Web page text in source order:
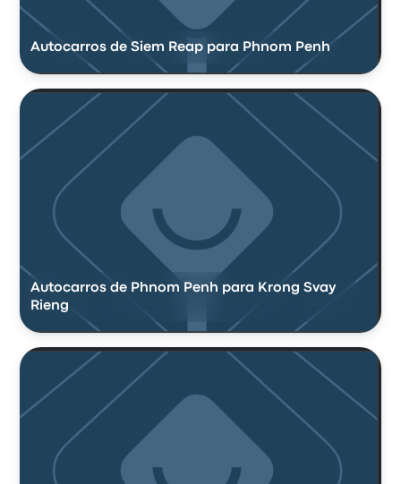
Autocarros de Siem Reap para Phnom Penh
Autocarros de Phnom Penh para Krong Svay
Rieng